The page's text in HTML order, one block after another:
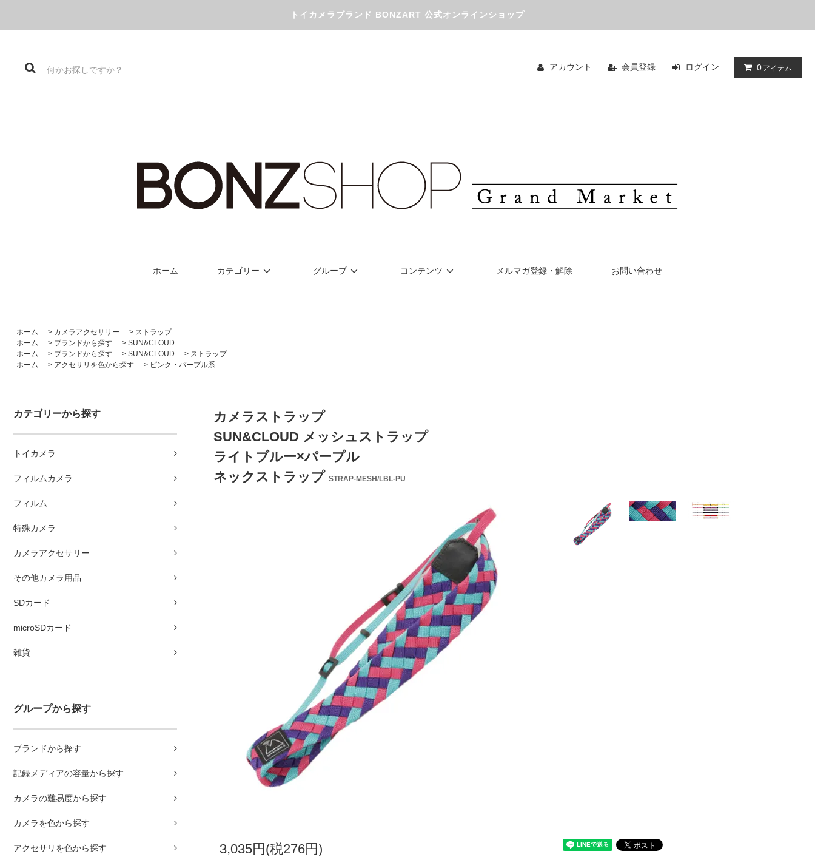
トイカメラブランド BONZART 公式オンラインショップ
アカウント 会員登録 ログイン 0 アイテム
ホーム カテゴリー グループ コンテンツ メルマガ登録・解除 お問い合わせ
ホーム > カメラアクセサリー > ストラップ
ホーム
> ブランドから探す > SUN&CLOUD
ホーム
> ブランドから探す > SUN&CLOUD > ストラップ
ホーム
> アクセサリを色から探す > ピンク・パープル系
カテゴリーから探す
トイカメラ
フィルムカメラ
フィルム
特殊カメラ
カメラアクセサリー
その他カメラ用品
SDカード
microSDカード
雑貨
グループから探す
ブランドから探す
記録メディアの容量から探す
カメラの難易度から探す
カメラを色から探す
アクセサリを色から探す
カメラストラップ
SUN&CLOUD メッシュストラップ
ライトブルー×パープル
ネックストラップ STRAP-MESH/LBL-PU
3,035円(税276円)